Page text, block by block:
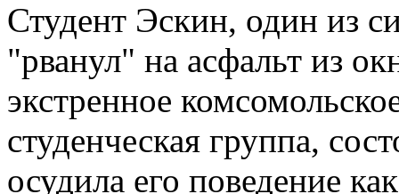
Студент Эскин, один из
"рванул" на асфальт из
экстренное
студенческая группа,
осудила его поведение